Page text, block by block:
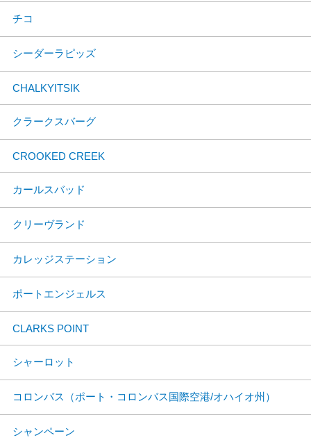
チコ
シーダーラピッズ
CHALKYITSIK
クラークスバーグ
CROOKED CREEK
カールスバッド
クリーヴランド
カレッジステーション
ポートエンジェルス
CLARKS POINT
シャーロット
コロンバス（ポート・コロンバス国際空港/オハイオ州）
シャンペーン